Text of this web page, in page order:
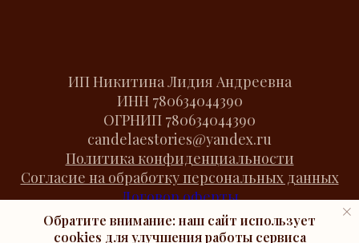
Обратите внимание: наш сайт использует
cookies для улучшения работы сервиса
ИП Никитина Лидия Андреевна
ИНН 780634044390
ОГРНИП 780634044390
candelaestories@yandex.ru
Политика конфиденциальности
Согласие на обработку персональных данных
Договор оферты
Cookies